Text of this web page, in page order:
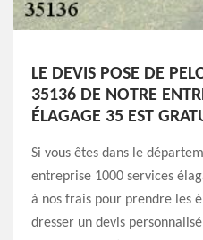
LE DEVIS POSE DE
35136 DE NOTRE
ÉLAGAGE 35 EST
Si vous êtes dans le
entreprise 1000 services
à nos frais pour prendre les
dresser un devis